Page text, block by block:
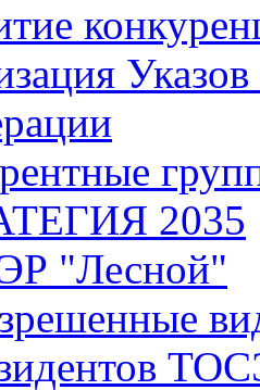
2035
"Лесной"